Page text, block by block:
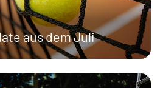
aus dem Juli